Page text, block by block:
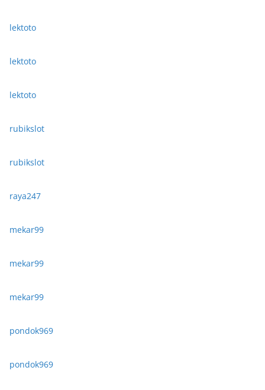
lektoto
lektoto
lektoto
rubikslot
rubikslot
raya247
mekar99
mekar99
mekar99
pondok969
pondok969